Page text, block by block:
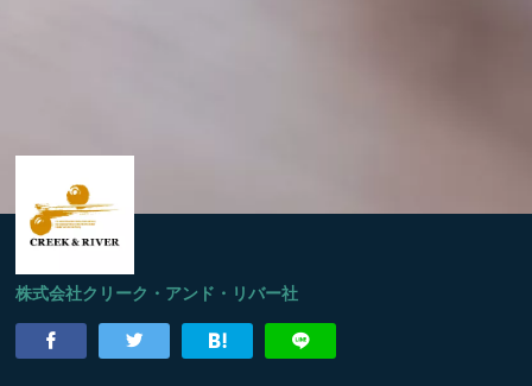
株式会社クリーク・アンド・リバー社